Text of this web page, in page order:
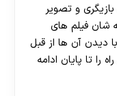
و تصویر
شان فیلم های
دیدن آن ها از قبل
تا پایان ادامه